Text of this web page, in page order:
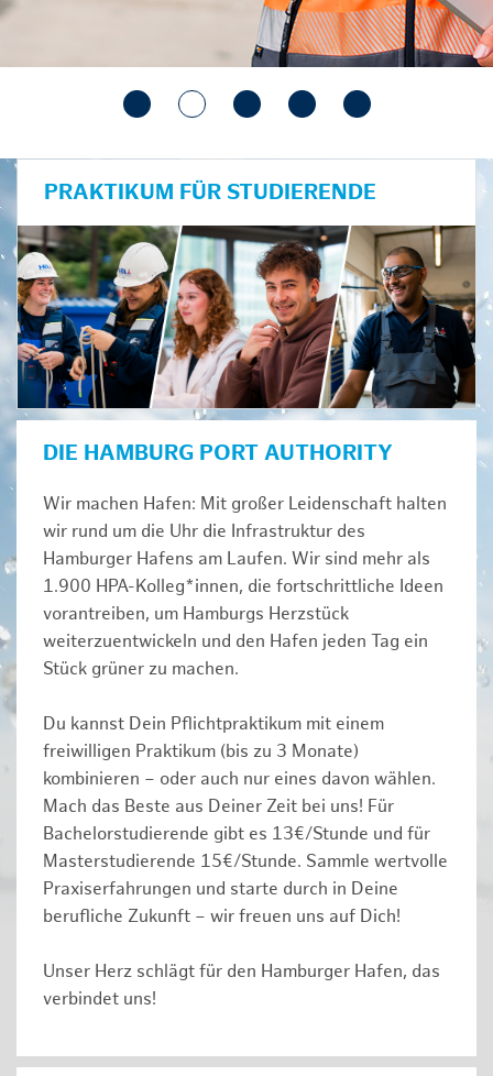
PRAKTIKUM FÜR STUDIERENDE
DIE HAMBURG PORT AUTHORITY
Wir machen Hafen: Mit großer Leidenschaft halten
wir rund um die Uhr die Infrastruktur des
Hamburger Hafens am Laufen. Wir sind mehr als
1.900 HPA-Kolleg*innen, die fortschrittliche Ideen
vorantreiben, um Hamburgs Herzstück
weiterzuentwickeln und den Hafen jeden Tag ein
Stück grüner zu machen.
Du kannst Dein Pflichtpraktikum mit einem
freiwilligen Praktikum (bis zu 3 Monate)
kombinieren – oder auch nur eines davon wählen.
Mach das Beste aus Deiner Zeit bei uns! Für
Bachelorstudierende gibt es 13€/Stunde und für
Masterstudierende 15€/Stunde. Sammle wertvolle
Praxiserfahrungen und starte durch in Deine
berufliche Zukunft – wir freuen uns auf Dich!
Unser Herz schlägt für den Hamburger Hafen, das
verbindet uns!